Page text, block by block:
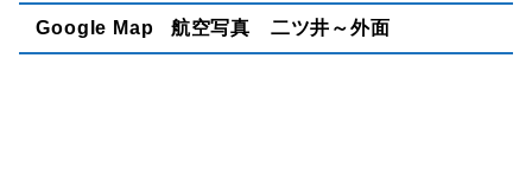
Google Map 航空写真 二ツ井～外面